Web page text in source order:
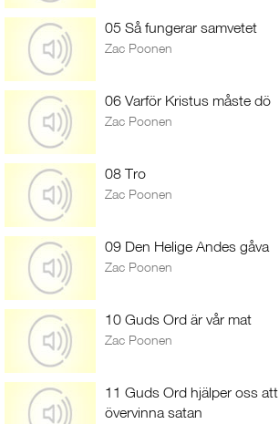
05 Så fungerar samvetet
Zac Poonen
06 Varför Kristus måste dö
Zac Poonen
08 Tro
Zac Poonen
09 Den Helige Andes gåva
Zac Poonen
10 Guds Ord är vår mat
Zac Poonen
11 Guds Ord hjälper oss att
övervinna satan